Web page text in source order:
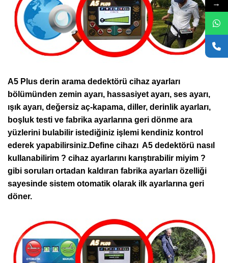
A5 Plus derin arama dedektörü cihaz ayarları
bölümünden zemin ayarı, hassasiyet ayarı, ses ayarı,
ışık ayarı, değersiz aç-kapama, diller, derinlik ayarları,
boşluk testi ve fabrika ayarlarına geri dönme ara
yüzlerini bulabilir istediğiniz işlemi kendiniz kontrol
ederek yapabilirsiniz.Define cihazı A5 dedektörü nasıl
kullanabilirim ? cihaz ayarlarını karıştırabilir miyim ?
gibi soruları ortadan kaldıran fabrika ayarları özelliği
sayesinde sistem otomatik olarak ilk ayarlarına geri
döner.
→